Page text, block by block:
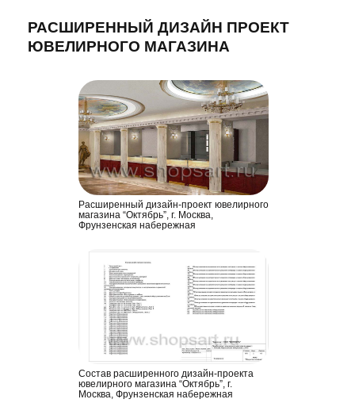
РАСШИРЕННЫЙ ДИЗАЙН ПРОЕКТ
ЮВЕЛИРНОГО МАГАЗИНА
Расширенный дизайн-проект ювелирного
магазина “Октябрь”, г. Москва,
Фрунзенская набережная
Состав расширенного дизайн-проекта
ювелирного магазина “Октябрь”, г.
Москва, Фрунзенская набережная